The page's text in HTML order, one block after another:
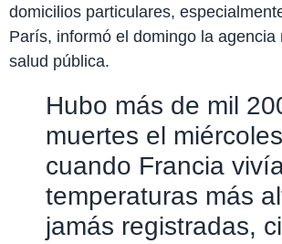
domicilios particulares,
París, informó el domingo la agencia
salud pública.
Hubo más de mil
muertes el
cuando Francia
temperaturas más
jamás registradas,